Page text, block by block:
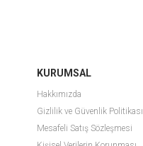
KURUMSAL
Hakkımızda
Gizlilik ve Güvenlik Politikası
Mesafeli Satış Sözleşmesi